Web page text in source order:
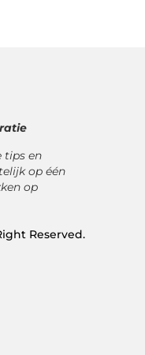
tips en
op één
op
Reserved.